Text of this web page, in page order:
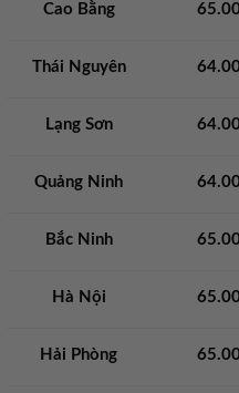
Cao Bằng
Thái Nguyên
Lạng Sơn
Quảng Ninh
Bắc Ninh
Hà Nội
Hải Phòng